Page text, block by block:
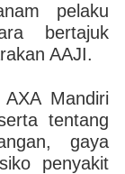
pelaku
bertajuk
AAJI.
Mandiri
tentang
gaya
penyakit